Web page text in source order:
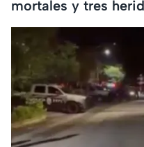
mortales y tres